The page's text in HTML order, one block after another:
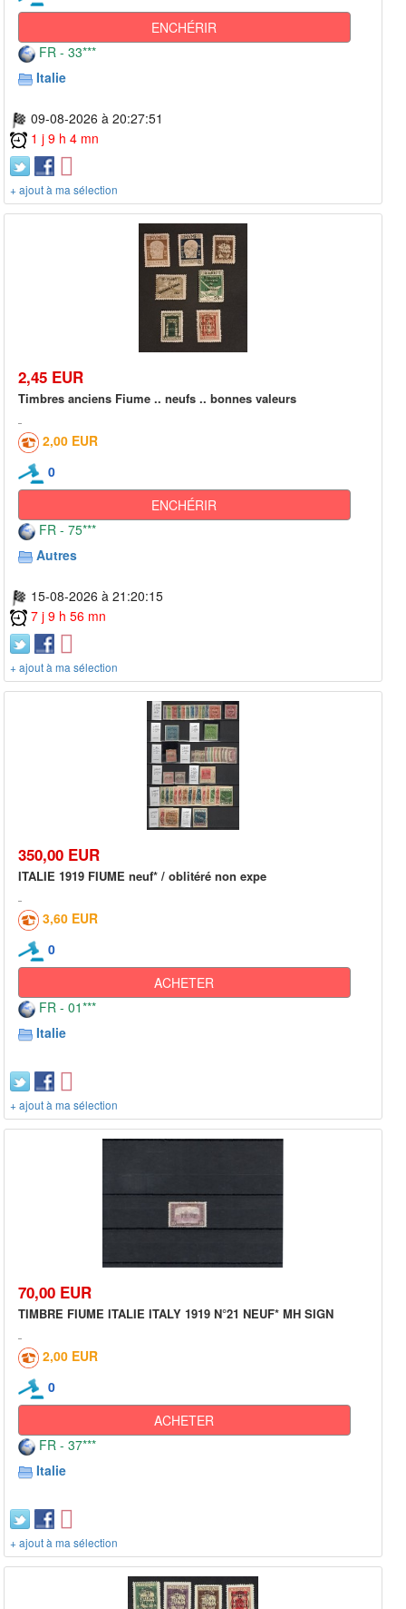
ENCHÉRIR
FR - 33***
Italie
09-08-2026 à 20:27:51
1 j 9 h 4 mn
+ ajout à ma sélection
2,45 EUR
Timbres anciens Fiume .. neufs .. bonnes valeurs
2,00 EUR
0
ENCHÉRIR
FR - 75***
Autres
15-08-2026 à 21:20:15
7 j 9 h 56 mn
+ ajout à ma sélection
350,00 EUR
ITALIE 1919 FIUME neuf* / oblitéré non expe
3,60 EUR
0
ACHETER
FR - 01***
Italie
+ ajout à ma sélection
70,00 EUR
TIMBRE FIUME ITALIE ITALY 1919 N°21 NEUF* MH SIGN
2,00 EUR
0
ACHETER
FR - 37***
Italie
+ ajout à ma sélection